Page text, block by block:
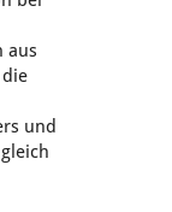
aus
und